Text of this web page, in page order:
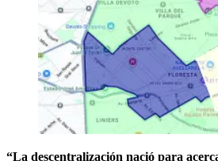
“La descentralización nació para